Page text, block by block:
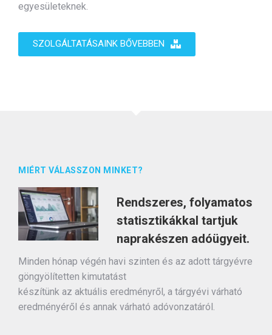
egyesületeknek.
SZOLGÁLTATÁSAINK BŐVEBBEN
MIÉRT VÁLASSZON MINKET?
Rendszeres, folyamatos
statisztikákkal tartjuk
naprakészen adóügyeit.
Minden hónap végén havi szinten és az adott tárgyévre
göngyölítetten kimutatást
készítünk az aktuális eredményről, a tárgyévi várható
eredményéről és annak várható adóvonzatáról.